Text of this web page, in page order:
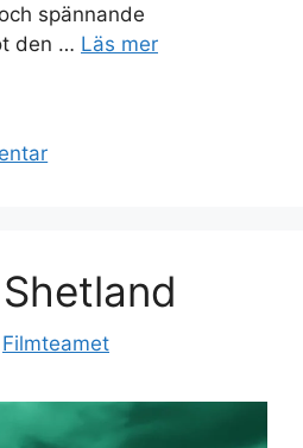
spännande
den … Läs mer
Filmteamet